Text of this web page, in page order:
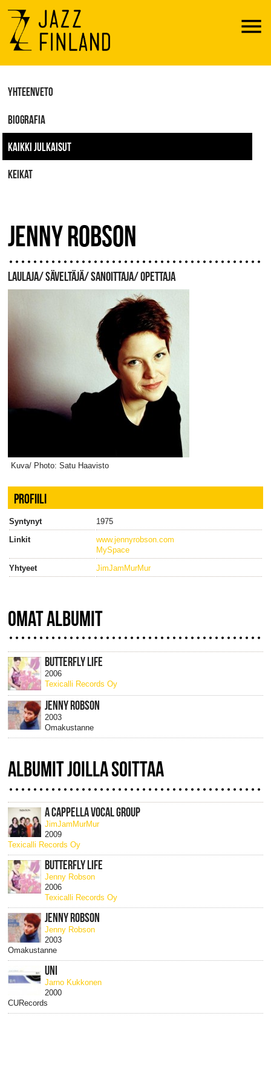
Menu
YHTEENVETO
BIOGRAFIA
KAIKKI JULKAISUT
KEIKAT
JENNY ROBSON
LAULAJA/ SÄVELTÄJÄ/ SANOITTAJA/ OPETTAJA
Kuva/ Photo: Satu Haavisto
PROFIILI
Syntynyt
1975
Linkit
www.jennyrobson.com
MySpace
Yhtyeet
JimJamMurMur
OMAT ALBUMIT
BUTTERFLY LIFE
2006
Texicalli Records Oy
JENNY ROBSON
2003
Omakustanne
ALBUMIT JOILLA SOITTAA
A CAPPELLA VOCAL GROUP
JimJamMurMur
2009
Texicalli Records Oy
BUTTERFLY LIFE
Jenny Robson
2006
Texicalli Records Oy
JENNY ROBSON
Jenny Robson
2003
Omakustanne
UNI
Jarno Kukkonen
2000
CURecords